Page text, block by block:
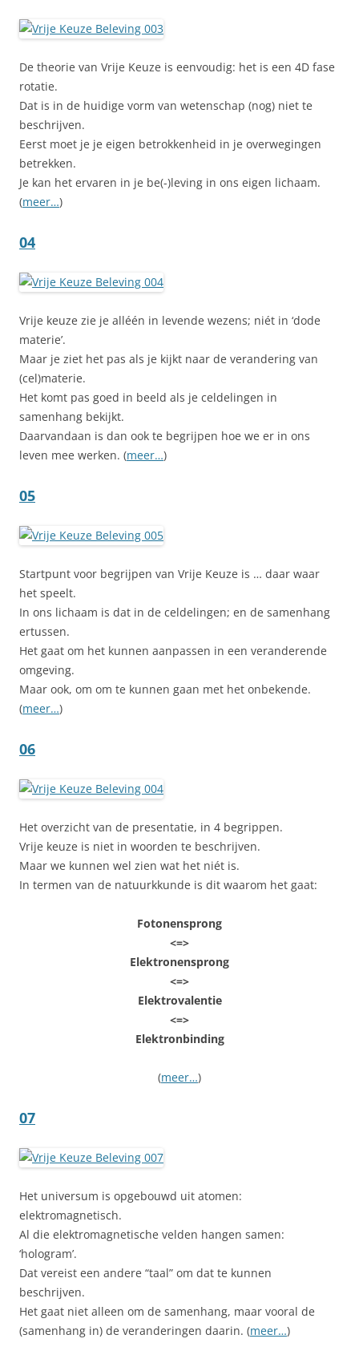
De theorie van Vrije Keuze is eenvoudig: het is een 4D fase
rotatie.
Dat is in de huidige vorm van wetenschap (nog) niet te
beschrijven.
Eerst moet je je eigen betrokkenheid in je overwegingen
betrekken.
Je kan het ervaren in je be(-)leving in ons eigen lichaam.
(meer…)
04
Vrije keuze zie je alléén in levende wezens; niét in ‘dode
materie’.
Maar je ziet het pas als je kijkt naar de verandering van
(cel)materie.
Het komt pas goed in beeld als je celdelingen in
samenhang bekijkt.
Daarvandaan is dan ook te begrijpen hoe we er in ons
leven mee werken. (meer…)
05
Startpunt voor begrijpen van Vrije Keuze is … daar waar
het speelt.
In ons lichaam is dat in de celdelingen; en de samenhang
ertussen.
Het gaat om het kunnen aanpassen in een veranderende
omgeving.
Maar ook, om om te kunnen gaan met het onbekende.
(meer…)
06
Het overzicht van de presentatie, in 4 begrippen.
Vrije keuze is niet in woorden te beschrijven.
Maar we kunnen wel zien wat het niét is.
In termen van de natuurkkunde is dit waarom het gaat:
Fotonensprong
<=>
Elektronensprong
<=>
Elektrovalentie
<=>
Elektronbinding
(meer…)
07
Het universum is opgebouwd uit atomen:
elektromagnetisch.
Al die elektromagnetische velden hangen samen:
‘hologram’.
Dat vereist een andere “taal” om dat te kunnen
beschrijven.
Het gaat niet alleen om de samenhang, maar vooral de
(samenhang in) de veranderingen daarin. (meer…)